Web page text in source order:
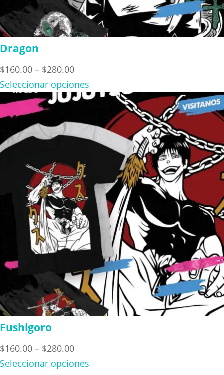
Dragon
$160.00 – $280.00Price
range:
$160.00
$280.00
Seleccionar opciones
Fushigoro
$160.00 – $280.00Price
range:
Seleccionar opciones